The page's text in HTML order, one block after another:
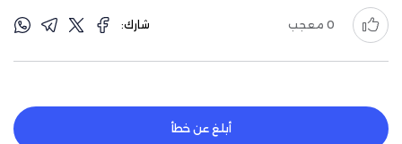
0 معجب شارك:
أبلغ عن خطأ